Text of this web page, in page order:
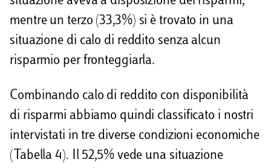
mentre un terzo (33,3%) si è trovato in una
situazione di calo di reddito senza alcun
risparmio per fronteggiarla.
Combinando calo di reddito con disponibilità
di risparmi abbiamo quindi classificato i nostri
intervistati in tre diverse condizioni economiche
(Tabella 4). Il 52,5% vede una situazione